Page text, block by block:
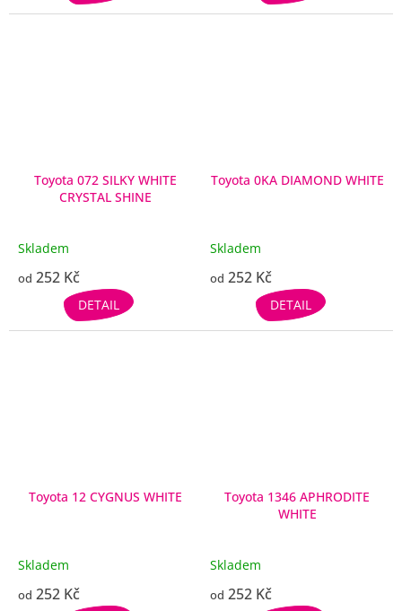
Toyota 072 SILKY WHITE
CRYSTAL SHINE
Skladem
od 252 Kč
DETAIL
Toyota 0KA DIAMOND WHITE
Skladem
od 252 Kč
DETAIL
Toyota 12 CYGNUS WHITE
Skladem
od 252 Kč
Toyota 1346 APHRODITE
WHITE
Skladem
od 252 Kč